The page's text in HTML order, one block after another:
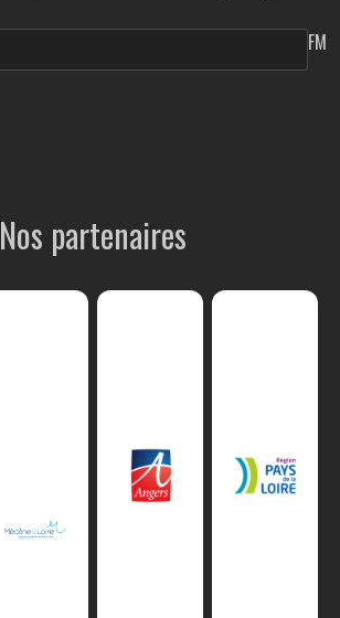
FM
Nos partenaires